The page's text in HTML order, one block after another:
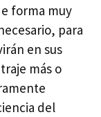
forma muy
para
en sus
más o
del